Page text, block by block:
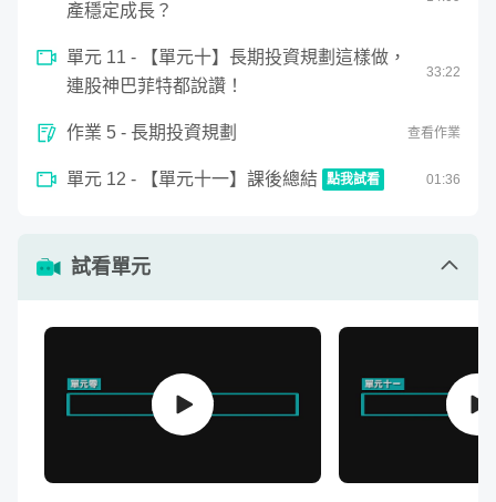
剛進社會沒幾年的新鮮人，想要存錢卻總是存不下來。
存了一些本金，但是怕風險太高、不知道怎麼投資，錢
放銀行感覺又越來越薄。
那麼這堂課程將會非常適合你！
商周專欄：
小資族學理財
部落格：USA STOCK
產穩定成長？
單元 11 - 【單元十】長期投資規劃這樣做，
連股神巴菲特都說讚！
33:22
作業 5 - 長期投資規劃 查看作業
單元 12 - 【單元十一】課後總結 點我試看 01:36
minute,
36
試看單元